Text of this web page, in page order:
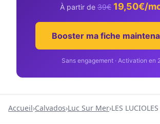
À partir de 39€ 19,50€/
Booster ma fiche
Sans engagement · Activation en
Accueil›Calvados›Luc Sur Mer›LES LUCIOLES